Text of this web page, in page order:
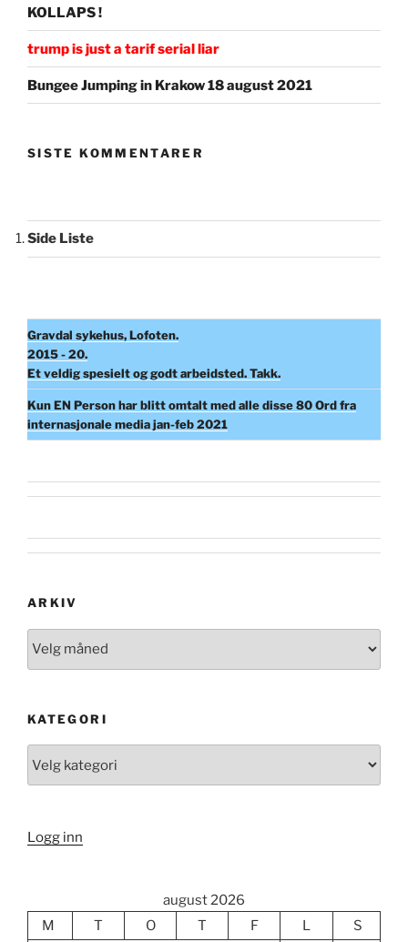
KOLLAPS !
trump is just a tarif serial liar
Bungee Jumping in Krakow 18 august 2021
SISTE KOMMENTARER
Side Liste
Gravdal sykehus, Lofoten.
2015 - 20.
Et veldig spesielt og godt arbeidsted. Takk.
Kun EN Person har blitt omtalt med alle disse 80 Ord fra
internasjonale media jan-feb 2021
ARKIV
KATEGORI
Logg inn
august 2026
M
T O T F L
S